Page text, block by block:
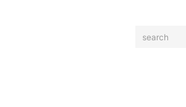
search